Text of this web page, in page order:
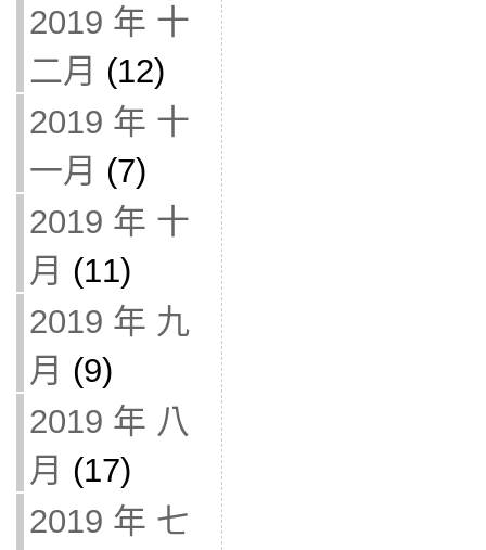
2019 年 十
二月 (12)
2019 年 十
一月 (7)
2019 年 十
月 (11)
2019 年 九
月 (9)
2019 年 八
月 (17)
2019 年 七